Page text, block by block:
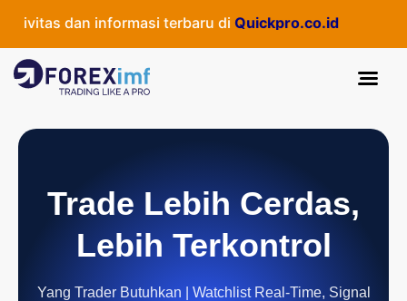
dan informasi terbaru diQuickpro.co.id
Trade Lebih Cerdas,
Lebih Terkontrol
Yang Trader Butuhkan | Watchlist Real-Time, Signal